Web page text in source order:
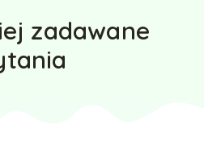
zadawane